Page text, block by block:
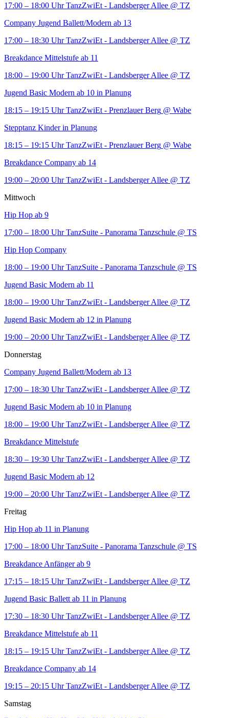
17:00 – 18:00 Uhr TanzZwiEt - Landsberger Allee @ TZ
Company Jugend Ballett/Modern ab 13
17:00 – 18:30 Uhr TanzZwiEt - Landsberger Allee @ TZ
Breakdance Mittelstufe ab 11
18:00 – 19:00 Uhr TanzZwiEt - Landsberger Allee @ TZ
Jugend Basic Modern ab 10 in Planung
18:15 – 19:15 Uhr TanzZwiEt - Prenzlauer Berg @ Wabe
Stepptanz Kinder in Planung
18:15 – 19:15 Uhr TanzZwiEt - Prenzlauer Berg @ Wabe
Breakdance Company ab 14
19:00 – 20:00 Uhr TanzZwiEt - Landsberger Allee @ TZ
Mittwoch
Hip Hop ab 9
17:00 – 18:00 Uhr TanzSuite - Panorama Tanzschule @ TS
Hip Hop Company
18:00 – 19:00 Uhr TanzSuite - Panorama Tanzschule @ TS
Jugend Basic Modern ab 11
18:00 – 19:00 Uhr TanzZwiEt - Landsberger Allee @ TZ
Jugend Basic Modern ab 12 in Planung
19:00 – 20:00 Uhr TanzZwiEt - Landsberger Allee @ TZ
Donnerstag
Company Jugend Ballett/Modern ab 13
17:00 – 18:30 Uhr TanzZwiEt - Landsberger Allee @ TZ
Jugend Basic Modern ab 10 in Planung
18:00 – 19:00 Uhr TanzZwiEt - Landsberger Allee @ TZ
Breakdance Mittelstufe
18:30 – 19:30 Uhr TanzZwiEt - Landsberger Allee @ TZ
Jugend Basic Modern ab 12
19:00 – 20:00 Uhr TanzZwiEt - Landsberger Allee @ TZ
Freitag
Hip Hop ab 11 in Planung
17:00 – 18:00 Uhr TanzSuite - Panorama Tanzschule @ TS
Breakdance Anfänger ab 9
17:15 – 18:15 Uhr TanzZwiEt - Landsberger Allee @ TZ
Jugend Basic Ballett ab 11 in Planung
17:30 – 18:30 Uhr TanzZwiEt - Landsberger Allee @ TZ
Breakdance Mittelstufe ab 11
18:15 – 19:15 Uhr TanzZwiEt - Landsberger Allee @ TZ
Breakdance Company ab 14
19:15 – 20:15 Uhr TanzZwiEt - Landsberger Allee @ TZ
Samstag